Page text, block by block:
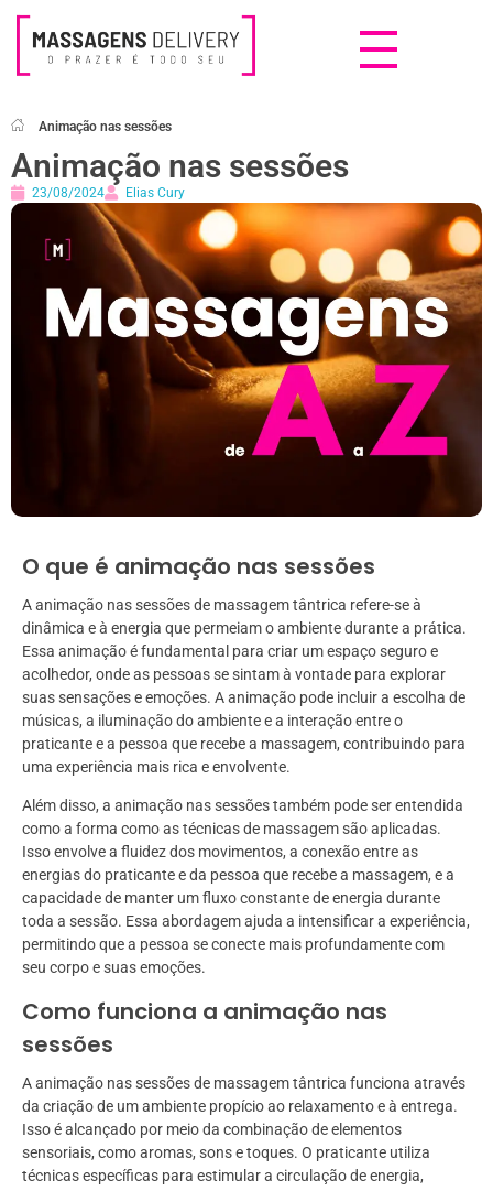
Animação nas sessões
Animação nas sessões
23/08/2024 Elias Cury
O que é animação nas sessões
A animação nas sessões de massagem tântrica refere-se à
dinâmica e à energia que permeiam o ambiente durante a prática.
Essa animação é fundamental para criar um espaço seguro e
acolhedor, onde as pessoas se sintam à vontade para explorar
suas sensações e emoções. A animação pode incluir a escolha de
músicas, a iluminação do ambiente e a interação entre o
praticante e a pessoa que recebe a massagem, contribuindo para
uma experiência mais rica e envolvente.
Além disso, a animação nas sessões também pode ser entendida
como a forma como as técnicas de massagem são aplicadas.
Isso envolve a fluidez dos movimentos, a conexão entre as
energias do praticante e da pessoa que recebe a massagem, e a
capacidade de manter um fluxo constante de energia durante
toda a sessão. Essa abordagem ajuda a intensificar a experiência,
permitindo que a pessoa se conecte mais profundamente com
seu corpo e suas emoções.
Como funciona a animação nas
sessões
A animação nas sessões de massagem tântrica funciona através
da criação de um ambiente propício ao relaxamento e à entrega.
Isso é alcançado por meio da combinação de elementos
sensoriais, como aromas, sons e toques. O praticante utiliza
técnicas específicas para estimular a circulação de energia,